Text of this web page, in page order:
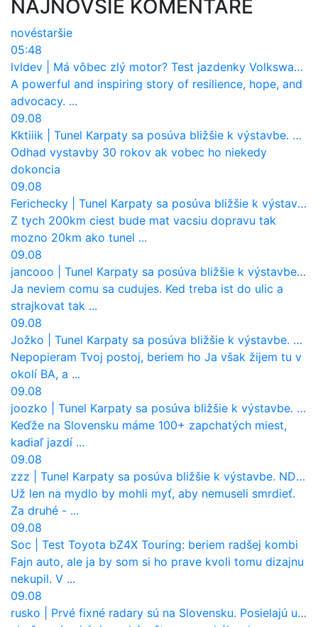
NAJNOVŠIE KOMENTÁRE
novéstaršie
05:48
lvldev
Má vôbec zlý motor? Test jazdenky Volkswagen T-Roc (2017 až 2025)
A powerful and inspiring story of resilience, hope, and
advocacy. ...
09.08
Kktiiik
Tunel Karpaty sa posúva bližšie k výstavbe. NDS urobila dôležitý krok
Odhad vystavby 30 rokov ak vobec ho niekedy
dokoncia
09.08
Ferichecky
Tunel Karpaty sa posúva bližšie k výstavbe. NDS urobila dôležitý krok
Z tych 200km ciest bude mat vacsiu dopravu tak
mozno 20km ako tunel ...
09.08
jancooo
Tunel Karpaty sa posúva bližšie k výstavbe. NDS urobila dôležitý krok
Ja neviem comu sa cudujes. Ked treba ist do ulic a
strajkovat tak ...
09.08
Jožko
Tunel Karpaty sa posúva bližšie k výstavbe. NDS urobila dôležitý krok
Nepopieram Tvoj postoj, beriem ho Ja však žijem tu v
okolí BA, a ...
09.08
joozko
Tunel Karpaty sa posúva bližšie k výstavbe. NDS urobila dôležitý krok
Keďže na Slovensku máme 100+ zapchatých miest,
kadiaľ jazdí ...
09.08
zzz
Tunel Karpaty sa posúva bližšie k výstavbe. NDS urobila dôležitý krok
Už len na mydlo by mohli myť, aby nemuseli smrdieť.
Za druhé - ...
09.08
Soc
Test Toyota bZ4X Touring: beriem radšej kombi
Fajn auto, ale ja by som si ho prave kvoli tomu dizajnu
nekupil. V ...
09.08
rusko
Prvé fixné radary sú na Slovensku. Posielajú už pokuty? Ukáže ich Waze?